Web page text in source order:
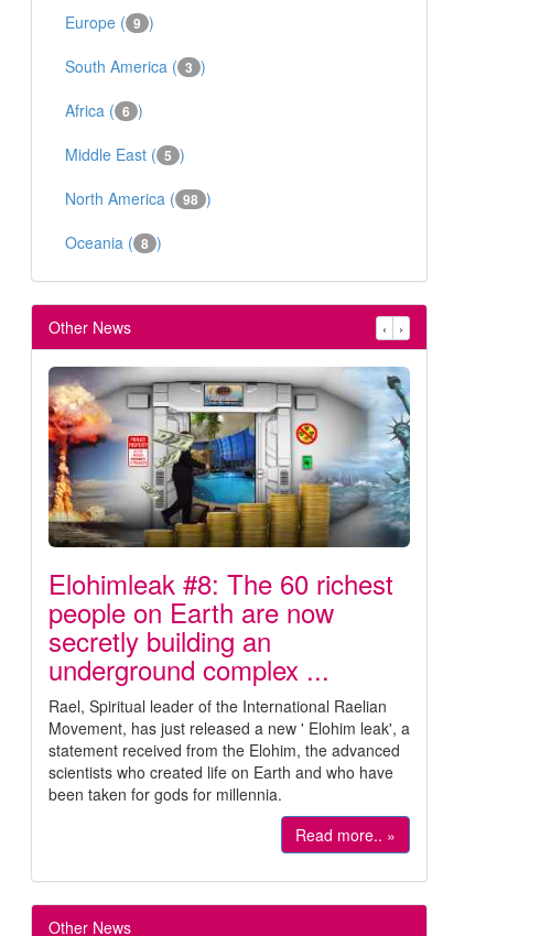
Europe ( 9 )
South America ( 3 )
Africa ( 6 )
Middle East ( 5 )
North America ( 98 )
Oceania ( 8 )
Other News ‹ ›
Elohimleak #8: The 60 richest
people on Earth are now
secretly building an
underground complex ...
Rael, Spiritual leader of the International Raelian
Movement, has just released a new ' Elohim leak', a
statement received from the Elohim, the advanced
scientists who created life on Earth and who have
been taken for gods for millennia.
Read more.. »
Other News